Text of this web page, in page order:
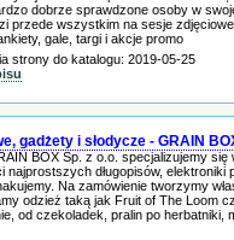
dobrze sprawdzone osoby w
przede wszystkim na sesje
gale, targi i akcje promo
strony do katalogu: 2019-05-25
gadżety i słodycze - GRAIN
BOX Sp. z o.o. specjalizujemy się
długopisów, elektroniki
Na zamówienie tworzymy
odzież taką jak Fruit of The Loom
od czekoladek, pralin po herbatniki,